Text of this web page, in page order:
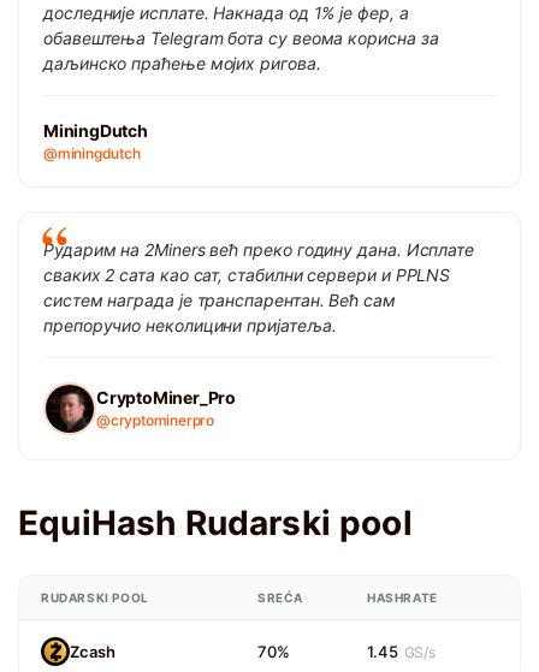
доследније исплате. Накнада од 1% је фер, а
обавештења Telegram бота су веома корисна за
даљинско праћење мојих ригова.
MiningDutch
@miningdutch
Рударим на 2Miners већ преко годину дана. Исплате
сваких 2 сата као сат, стабилни сервери и PPLNS
систем награда је транспарентан. Већ сам
препоручио неколицини пријатеља.
CryptoMiner_Pro
@cryptominerpro
EquiHash Rudarski pool
RUDARSKI POOL SREĆA HASHRATE
Zcash 70% 1.45 GS/s